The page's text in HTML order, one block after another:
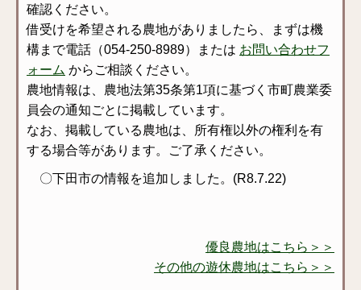
確認ください。
借受けを希望される農地がありましたら、まずは機
構まで電話（054-250-8989）または お問い合わせフ
ォーム からご相談ください。
農地情報は、農地法第35条第1項に基づく市町農業委
員会の通知ごとに掲載しています。
なお、掲載している農地は、所有権以外の権利を有
する場合等があります。ご了承ください。
〇下田市の情報を追加しました。(R8.7.22)
優良農地はこちら＞＞
その他の遊休農地はこちら＞＞